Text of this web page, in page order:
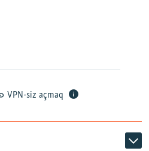
360p 480p
1080p
VPN-siz açmaq